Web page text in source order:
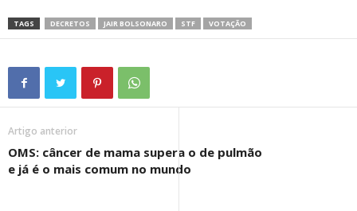
TAGS DECRETOS JAIR BOLSONARO STF VOTAÇÃO
Artigo anterior
OMS: câncer de mama supera o de pulmão
e já é o mais comum no mundo